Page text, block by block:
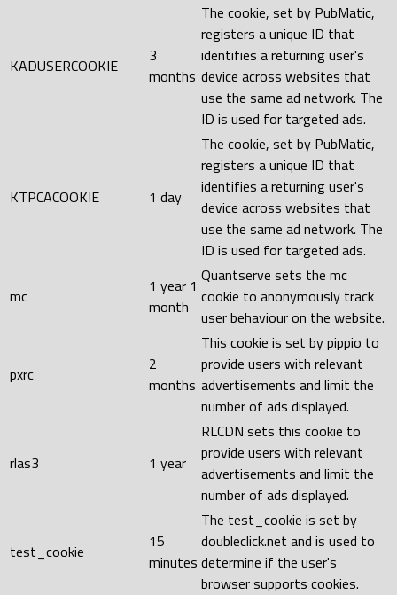
KADUSERCOOKIE
3
months
The cookie, set by PubMatic,
registers a unique ID that
identifies a returning user's
device across websites that
use the same ad network. The
ID is used for targeted ads.
KTPCACOOKIE 1 day
The cookie, set by PubMatic,
registers a unique ID that
identifies a returning user's
device across websites that
use the same ad network. The
ID is used for targeted ads.
mc
1 year 1
month
Quantserve sets the mc
cookie to anonymously track
user behaviour on the website.
pxrc
2
months
This cookie is set by pippio to
provide users with relevant
advertisements and limit the
number of ads displayed.
rlas3 1 year
RLCDN sets this cookie to
provide users with relevant
advertisements and limit the
number of ads displayed.
test_cookie
15
minutes
The test_cookie is set by
doubleclick.net and is used to
determine if the user's
browser supports cookies.